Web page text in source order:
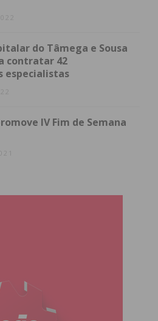
do Tâmega e Sousa
contratar 42
especialistas
IV Fim de Semana